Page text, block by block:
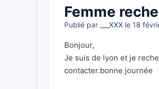
Femme
Publié par ___XXX le 18
Bonjour,
Je suis de lyon et je
contacter.bonne journée